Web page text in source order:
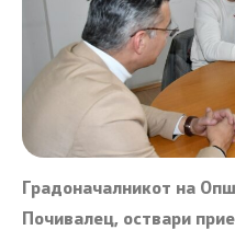
Градоначалникот на
Почивалец, оствари